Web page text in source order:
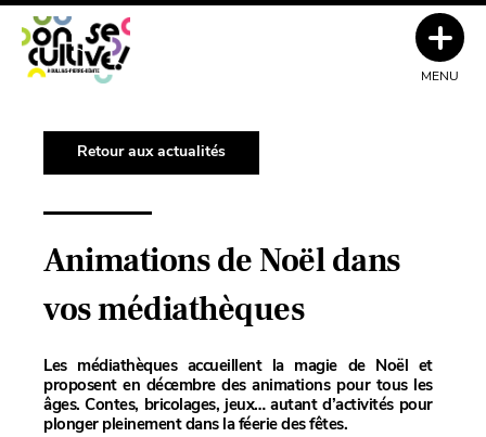
Retour aux actualités
Animations de Noël dans
vos médiathèques
Les médiathèques accueillent la magie de Noël et
proposent en décembre des animations pour tous les
âges. Contes, bricolages, jeux… autant d’activités pour
plonger pleinement dans la féerie des fêtes.
MENU